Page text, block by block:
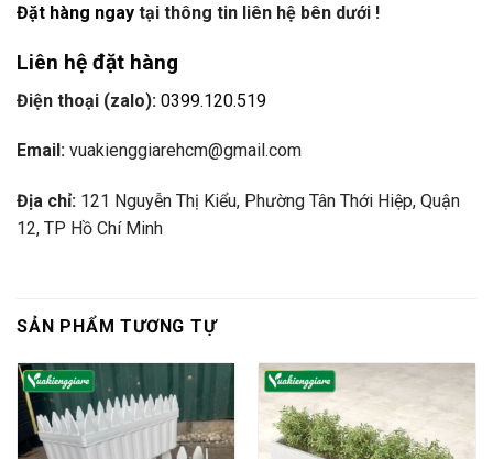
Đặt hàng ngay tại thông tin liên hệ bên dưới !
Liên hệ đặt hàng
Điện thoại (zalo): 0399.120.519
Email: vuakienggiarehcm@gmail.com
Địa chỉ: 121 Nguyễn Thị Kiểu, Phường Tân Thới Hiệp, Quận
12, TP Hồ Chí Minh
SẢN PHẨM TƯƠNG TỰ